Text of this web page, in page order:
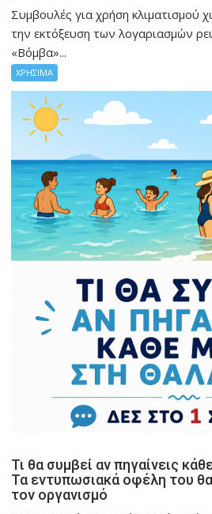
Συμβουλές για χρήση κλιματισμού
την εκτόξευση των λογαριασμών
«Βόμβα»...
ΧΡΗΣΙΜΑ
Τι θα συμβεί αν πηγαίνεις
Τα εντυπωσιακά οφέλη του
τον οργανισμό